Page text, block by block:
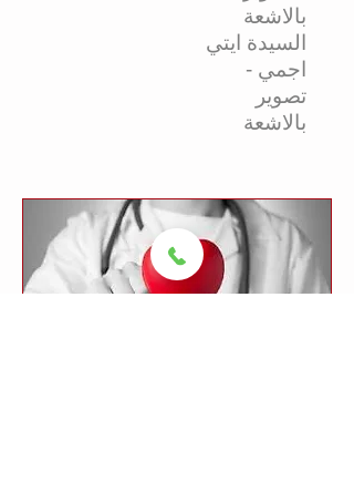
بالاشعة
السيدة ايتي
اجمي -
تصوير
بالاشعة